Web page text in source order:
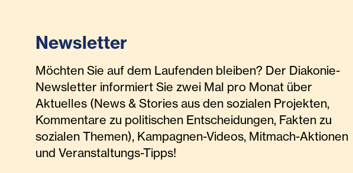
Newsletter
Möchten Sie auf dem Laufenden bleiben? Der Diakonie-
Newsletter informiert Sie zwei Mal pro Monat über
Aktuelles (News & Stories aus den sozialen Projekten,
Kommentare zu politischen Entscheidungen, Fakten zu
sozialen Themen), Kampagnen-Videos, Mitmach-Aktionen
und Veranstaltungs-Tipps!